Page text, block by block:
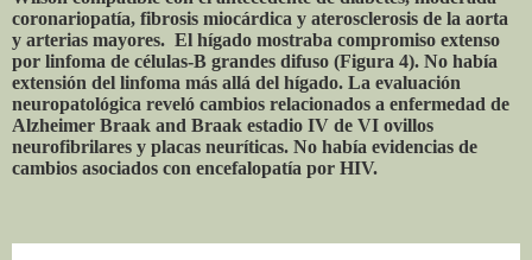
coronariopatía, fibrosis miocárdica y aterosclerosis de la aorta
y arterias mayores. El hígado mostraba compromiso extenso
por linfoma de células-B grandes difuso (Figura 4). No había
extensión del linfoma más allá del hígado. La evaluación
neuropatológica reveló cambios relacionados a enfermedad de
Alzheimer Braak and Braak estadio IV de VI ovillos
neurofibrilares y placas neuríticas. No había evidencias de
cambios asociados con encefalopatía por HIV.